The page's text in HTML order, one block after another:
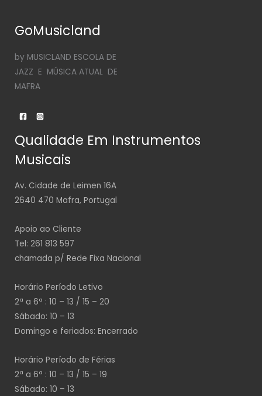
GoMusicland
by MUSICLAND ESCOLA DE
JAZZ E MÚSICA ATUAL DE
MAFRA
Qualidade Em Instrumentos
Musicais
Av. Cidade de Leimen 16A
2640 470 Mafra, Portugal
Apoio ao Cliente
Tel: 261 813 597
chamada p/ Rede Fixa Nacional
Horário Período Letivo
2ª a 6ª : 10 – 13 / 15 – 20
Sábado: 10 – 13
Domingo e feriados: Encerrado
Horário Período de Férias
2ª a 6ª : 10 – 13 / 15 – 19
Sábado: 10 – 13